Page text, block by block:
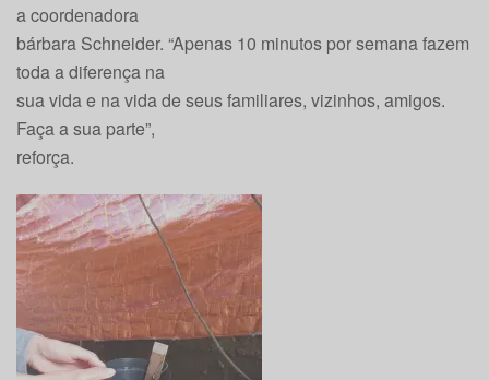
a coordenadora
bárbara Schneider. “Apenas 10 minutos por semana fazem
toda a diferença na
sua vida e na vida de seus familiares, vizinhos, amigos.
Faça a sua parte”,
reforça.